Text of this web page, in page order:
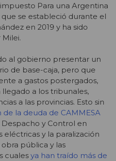
Para una Argentina
que se estableció durante el
en 2019 y ha sido
al gobierno presentar un
de base-caja, pero que
a gastos postergados,
a los tribunales,
a las provincias. Esto sin
de la deuda de CAMMESA
y Control en
eléctricas y la paralización
pública y las
cuales ya han traído más de